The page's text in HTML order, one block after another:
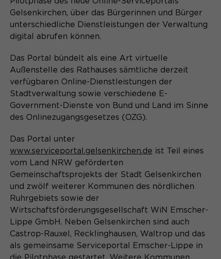
Datenbankeintrag des Nutzers.
Name PHPSESSID
Anbieter Session-Cookies
Laufzeit
Der Session Cookie wird beim
Schließen des Browsers wieder
gelöscht.
Zweck
PHPs Standard Sitzungs- Identifikation
(Formulare).
Name be_typo_user
Anbieter TYPO3
Laufzeit Ende der Sitzung
Name _pk_ses*
Anbieter Matomo
Laufzeit 30 Minuten
Zweck
Speichert vorübergehend Daten der
aktuellen Sitzung.
Name _pk_ref.*
Anbieter Matomo
Laufzeit 6 Monate
Zweck
Name MATOMO_SESSID
Laufzeit 1 Jahr
Speichert die vom Nutzer gewählte
Übersetzung der Website.
Gelsenkirchen, über das Bürgerinnen und Bürger
unterschiedliche Dienstleistungen der Verwaltung
digital abrufen können.
Das Portal bündelt als eine Art virtuelle
Außenstelle des Rathauses sämtliche derzeit
verfügbaren Online-Dienstleistungen der
Stadtverwaltung sowie verschiedene E-
Government-Dienste von Bund und Land im Sinne
des Onlinezugangsgesetzes (OZG).
Das Portal unter
www.serviceportal.gelsenkirchen.de ist Teil eines
vom Land NRW geförderten
Gemeinschaftsprojekts der Stadt Gelsenkirchen
und zwölf weiterer Kommunen des nördlichen
Ruhrgebiets sowie der
Wirtschaftsförderungsgesellschaft WiN Emscher-
Lippe GmbH. Neben Gelsenkirchen sind auch
Castrop-Rauxel, Recklinghausen, Waltrop und das
als gemeinsame Serviceportal Emscher-Lippe in